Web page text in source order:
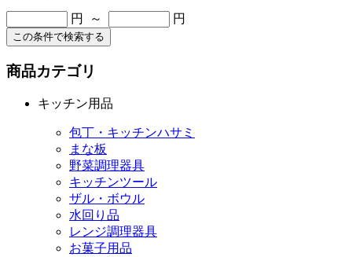
円 ～ 円
この条件で検索する
商品カテゴリ
キッチン用品
包丁・キッチンハサミ
まな板
野菜調理器具
キッチンツール
ザル・ボウル
水回り品
レンジ調理器具
お菓子用品